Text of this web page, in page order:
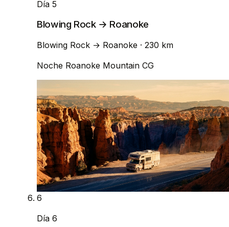
Día 5
Blowing Rock → Roanoke
Blowing Rock → Roanoke · 230 km
Noche Roanoke Mountain CG
6
Día 6